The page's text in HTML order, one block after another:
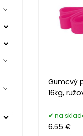
Gumový
16kg,
na
6.65 €